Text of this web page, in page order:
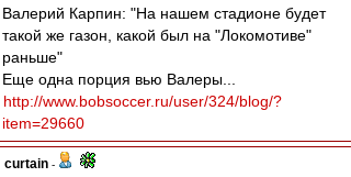
Валерий Карпин: "На нашем стадионе будет
такой же газон, какой был на "Локомотиве"
раньше"
Еще одна порция вью Валеры...
http://www.bobsoccer.ru/user/324/blog/?
item=29660
curtain -